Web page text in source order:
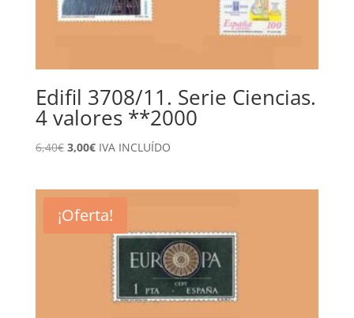
Edifil 3708/11. Serie Ciencias.
4 valores **2000
6,40€ El
6,40€.
3,00€El
3,00€.
IVA INCLUÍDO
¡Oferta!